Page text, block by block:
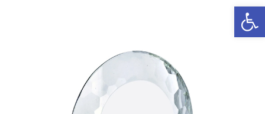
פתח סרגל נגישות